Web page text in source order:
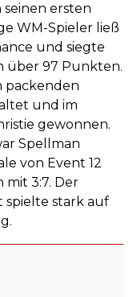
ersten
WM-Spieler ließ
und siegte
über 97 Punkten.
packenden
und im
gewonnen.
Spellman
von Event 12
3:7. Der
spielte stark auf